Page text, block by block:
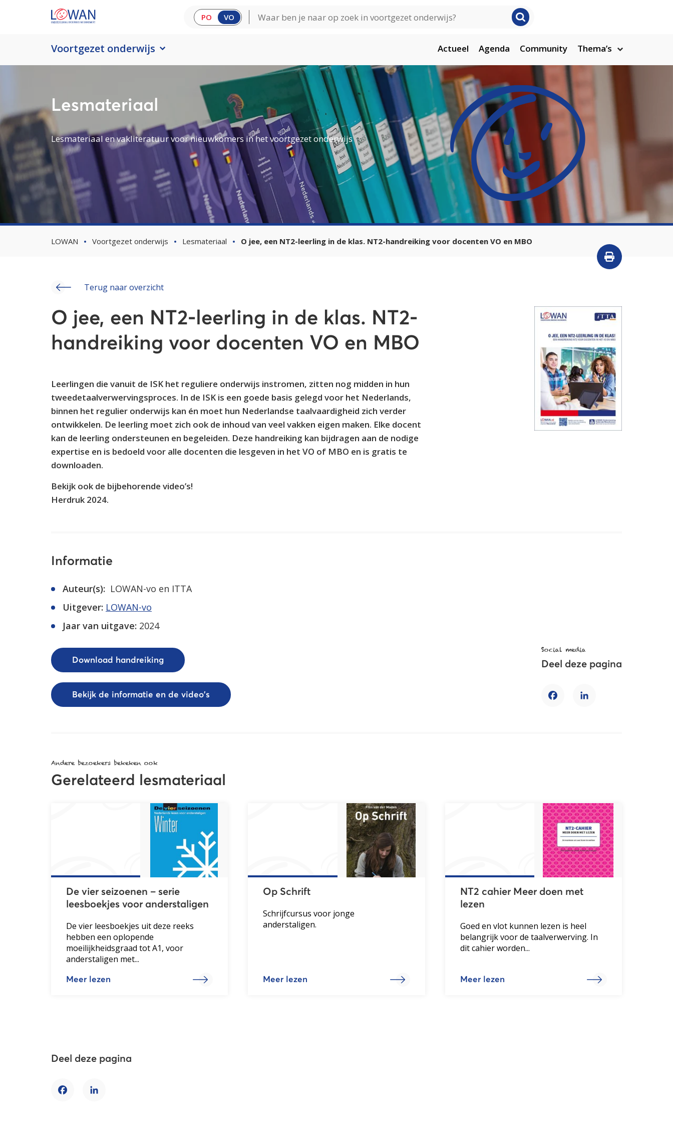
PO VO
Voortgezet onderwijs Actueel Agenda Community Thema’s
Lesmateriaal
Lesmateriaal en vakliteratuur voor nieuwkomers in het voortgezet onderwijs
LOWAN Voortgezet onderwijs Lesmateriaal O jee, een NT2-leerling in de klas. NT2-handreiking voor docenten VO en MBO
Terug naar overzicht
O jee, een NT2-leerling in de klas. NT2-
handreiking voor docenten VO en MBO
Leerlingen die vanuit de ISK het reguliere onderwijs instromen, zitten nog midden in hun
tweedetaalverwervingsproces. In de ISK is een goede basis gelegd voor het Nederlands,
binnen het regulier onderwijs kan én moet hun Nederlandse taalvaardigheid zich verder
ontwikkelen. De leerling moet zich ook de inhoud van veel vakken eigen maken. Elke docent
kan de leerling ondersteunen en begeleiden. Deze handreiking kan bijdragen aan de nodige
expertise en is bedoeld voor alle docenten die lesgeven in het VO of MBO en is gratis te
downloaden.
Bekijk ook de bijbehorende video’s!
Herdruk 2024.
Informatie
Auteur(s): LOWAN-vo en ITTA
Uitgever: LOWAN-vo
Jaar van uitgave: 2024
Download handreiking
Bekijk de informatie en de video's
Social media
Deel deze pagina
FacebookLinkedIn
Andere bezoekers bekeken ook
Gerelateerd lesmateriaal
De vier seizoenen – serie
leesboekjes voor anderstaligen
De vier leesboekjes uit deze reeks
hebben een oplopende
moeilijkheidsgraad tot A1, voor
anderstaligen met...
Meer lezen
Op Schrift
Schrijfcursus voor jonge
anderstaligen.
Meer lezen
NT2 cahier Meer doen met
lezen
Goed en vlot kunnen lezen is heel
belangrijk voor de taalverwerving. In
dit cahier worden...
Meer lezen
Deel deze pagina
FacebookLinkedIn